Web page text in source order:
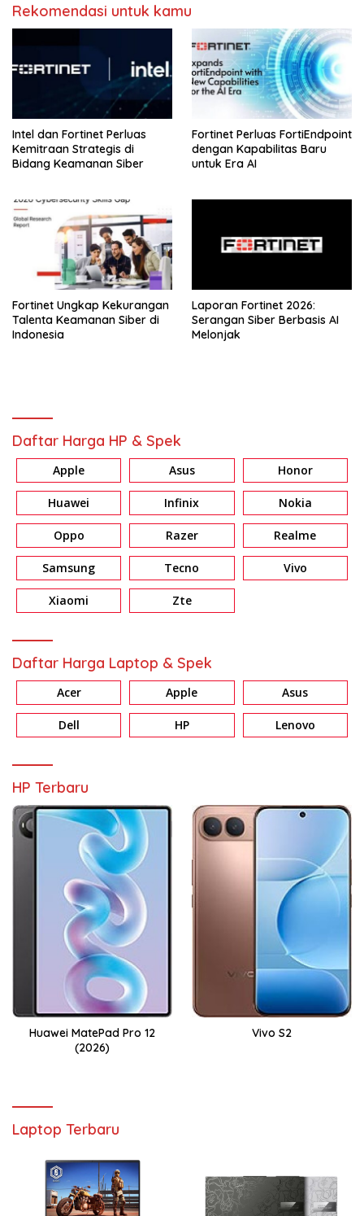
Rekomendasi untuk kamu
Intel dan Fortinet Perluas
Kemitraan Strategis di
Bidang Keamanan Siber
Fortinet Perluas FortiEndpoint
dengan Kapabilitas Baru
untuk Era AI
Fortinet Ungkap Kekurangan
Talenta Keamanan Siber di
Indonesia
Laporan Fortinet 2026:
Serangan Siber Berbasis AI
Melonjak
Daftar Harga HP & Spek
Apple Asus Honor
Huawei Infinix Nokia
Oppo Razer Realme
Samsung Tecno Vivo
Xiaomi Zte
Daftar Harga Laptop & Spek
Acer Apple Asus
Dell HP Lenovo
HP Terbaru
Huawei MatePad Pro 12
(2026)
Vivo S2
Laptop Terbaru